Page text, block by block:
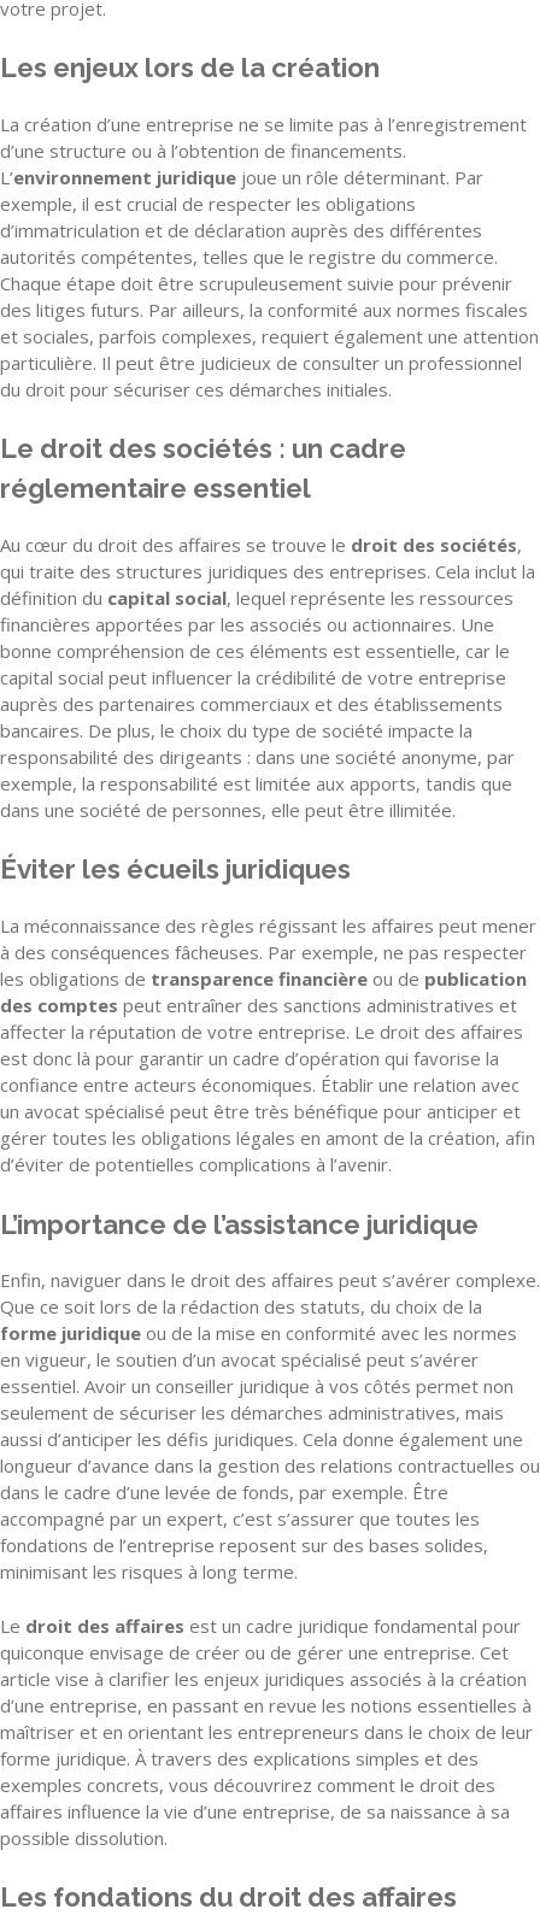
votre projet.
Les enjeux lors de la création
La création d’une entreprise ne se limite pas à l’enregistrement
d’une structure ou à l’obtention de financements.
L’environnement juridique joue un rôle déterminant. Par
exemple, il est crucial de respecter les obligations
d’immatriculation et de déclaration auprès des différentes
autorités compétentes, telles que le registre du commerce.
Chaque étape doit être scrupuleusement suivie pour prévenir
des litiges futurs. Par ailleurs, la conformité aux normes fiscales
et sociales, parfois complexes, requiert également une attention
particulière. Il peut être judicieux de consulter un professionnel
du droit pour sécuriser ces démarches initiales.
Le droit des sociétés : un cadre
réglementaire essentiel
Au cœur du droit des affaires se trouve le droit des sociétés,
qui traite des structures juridiques des entreprises. Cela inclut la
définition du capital social, lequel représente les ressources
financières apportées par les associés ou actionnaires. Une
bonne compréhension de ces éléments est essentielle, car le
capital social peut influencer la crédibilité de votre entreprise
auprès des partenaires commerciaux et des établissements
bancaires. De plus, le choix du type de société impacte la
responsabilité des dirigeants : dans une société anonyme, par
exemple, la responsabilité est limitée aux apports, tandis que
dans une société de personnes, elle peut être illimitée.
Éviter les écueils juridiques
La méconnaissance des règles régissant les affaires peut mener
à des conséquences fâcheuses. Par exemple, ne pas respecter
les obligations de transparence financière ou de publication
des comptes peut entraîner des sanctions administratives et
affecter la réputation de votre entreprise. Le droit des affaires
est donc là pour garantir un cadre d’opération qui favorise la
confiance entre acteurs économiques. Établir une relation avec
un avocat spécialisé peut être très bénéfique pour anticiper et
gérer toutes les obligations légales en amont de la création, afin
d’éviter de potentielles complications à l’avenir.
L’importance de l’assistance juridique
Enfin, naviguer dans le droit des affaires peut s’avérer complexe.
Que ce soit lors de la rédaction des statuts, du choix de la
forme juridique ou de la mise en conformité avec les normes
en vigueur, le soutien d’un avocat spécialisé peut s’avérer
essentiel. Avoir un conseiller juridique à vos côtés permet non
seulement de sécuriser les démarches administratives, mais
aussi d’anticiper les défis juridiques. Cela donne également une
longueur d’avance dans la gestion des relations contractuelles ou
dans le cadre d’une levée de fonds, par exemple. Être
accompagné par un expert, c’est s’assurer que toutes les
fondations de l’entreprise reposent sur des bases solides,
minimisant les risques à long terme.
Le droit des affaires est un cadre juridique fondamental pour
quiconque envisage de créer ou de gérer une entreprise. Cet
article vise à clarifier les enjeux juridiques associés à la création
d’une entreprise, en passant en revue les notions essentielles à
maîtriser et en orientant les entrepreneurs dans le choix de leur
forme juridique. À travers des explications simples et des
exemples concrets, vous découvrirez comment le droit des
affaires influence la vie d’une entreprise, de sa naissance à sa
possible dissolution.
Les fondations du droit des affaires